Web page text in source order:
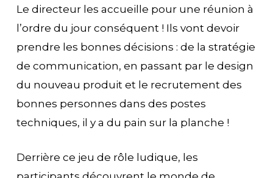
Le directeur les accueille pour une réunion à
l’ordre du jour conséquent ! Ils vont devoir
prendre les bonnes décisions : de la stratégie
de communication, en passant par le design
du nouveau produit et le recrutement des
bonnes personnes dans des postes
techniques, il y a du pain sur la planche !
Derrière ce jeu de rôle ludique, les